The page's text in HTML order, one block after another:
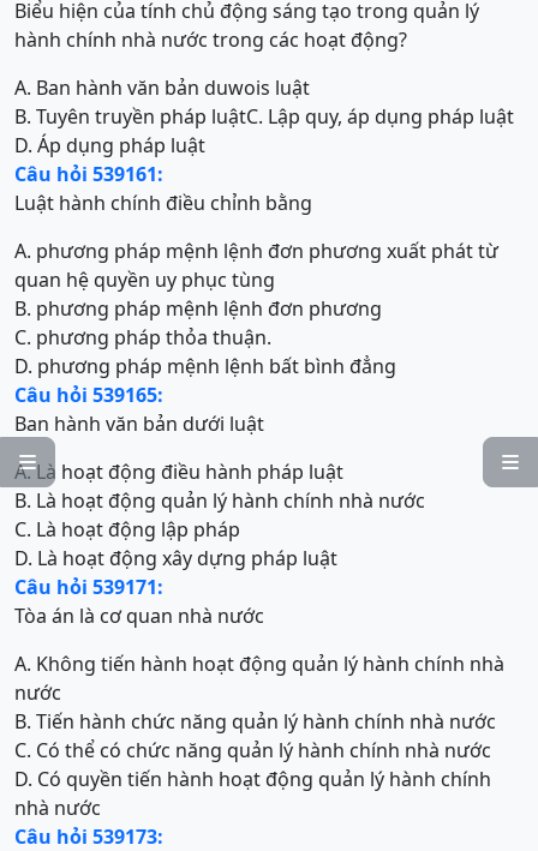


Biểu hiện của tính chủ động sáng tạo trong quản lý
hành chính nhà nước trong các hoạt động?
A. Ban hành văn bản duwois luật
B. Tuyên truyền pháp luậtC. Lập quy, áp dụng pháp luật
D. Áp dụng pháp luật
Câu hỏi 539161:
Luật hành chính điều chỉnh bằng
A. phương pháp mệnh lệnh đơn phương xuất phát từ
quan hệ quyền uy phục tùng
B. phương pháp mệnh lệnh đơn phương
C. phương pháp thỏa thuận.
D. phương pháp mệnh lệnh bất bình đẳng
Câu hỏi 539165:
Ban hành văn bản dưới luật
A. Là hoạt động điều hành pháp luật
B. Là hoạt động quản lý hành chính nhà nước
C. Là hoạt động lập pháp
D. Là hoạt động xây dựng pháp luật
Câu hỏi 539171:
Tòa án là cơ quan nhà nước
A. Không tiến hành hoạt động quản lý hành chính nhà
nước
B. Tiến hành chức năng quản lý hành chính nhà nước
C. Có thể có chức năng quản lý hành chính nhà nước
D. Có quyền tiến hành hoạt động quản lý hành chính
nhà nước
Câu hỏi 539173: